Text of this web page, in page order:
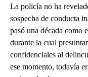
La policía no ha
sospecha de conducta
pasó una década como
durante la cual
confidenciales al
ese momento, todavía